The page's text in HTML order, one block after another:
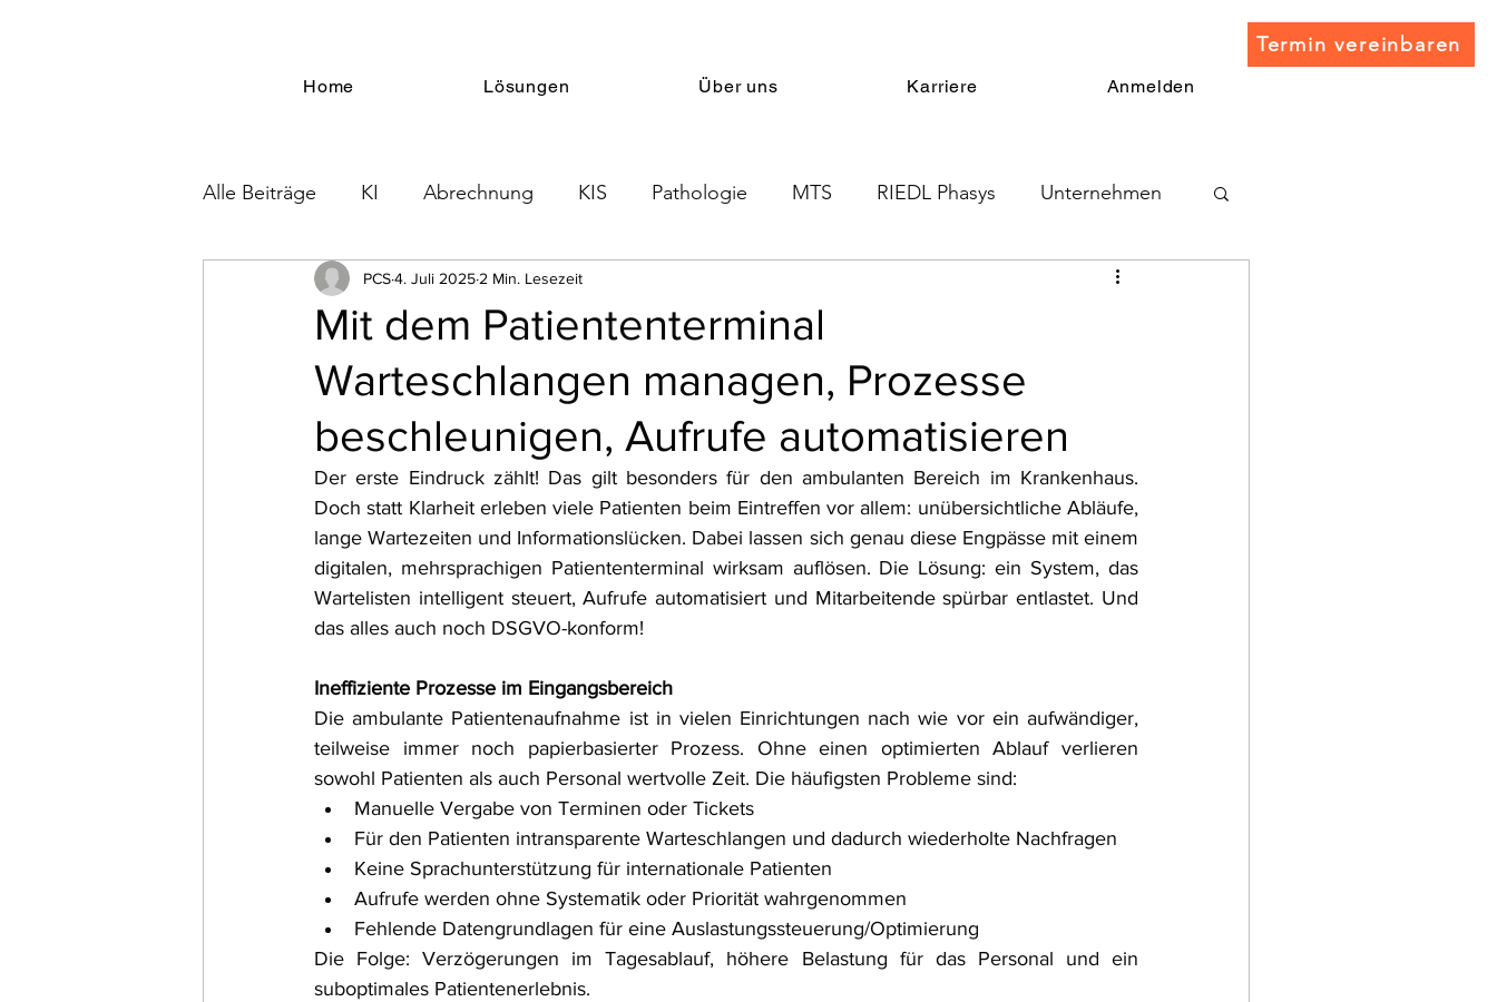
Termin vereinbaren
Home Lösungen Über uns Karriere Anmelden
Alle Beiträge KI Abrechnung KIS Pathologie MTS RIEDL Phasys Unternehmen
Security Blutbanken Therapieplanung
Mit dem Patiententerminal
Warteschlangen managen, Prozesse
beschleunigen, Aufrufe automatisieren
PCS4. Juli 2025 2 Min. Lesezeit
Der erste Eindruck zählt! Das gilt besonders für den ambulanten Bereich im Krankenhaus.
Doch statt Klarheit erleben viele Patienten beim Eintreffen vor allem: unübersichtliche Abläufe,
lange Wartezeiten und Informationslücken. Dabei lassen sich genau diese Engpässe mit einem
digitalen, mehrsprachigen Patiententerminal wirksam auflösen. Die Lösung: ein System, das
Wartelisten intelligent steuert, Aufrufe automatisiert und Mitarbeitende spürbar entlastet. Und
das alles auch noch DSGVO-konform!
Ineffiziente Prozesse im Eingangsbereich
Die ambulante Patientenaufnahme ist in vielen Einrichtungen nach wie vor ein aufwändiger,
teilweise immer noch papierbasierter Prozess. Ohne einen optimierten Ablauf verlieren
sowohl Patienten als auch Personal wertvolle Zeit. Die häufigsten Probleme sind:
Manuelle Vergabe von Terminen oder Tickets
Für den Patienten intransparente Warteschlangen und dadurch wiederholte Nachfragen
Keine Sprachunterstützung für internationale Patienten
Aufrufe werden ohne Systematik oder Priorität wahrgenommen
Fehlende Datengrundlagen für eine Auslastungssteuerung/Optimierung
Die Folge: Verzögerungen im Tagesablauf, höhere Belastung für das Personal und ein
suboptimales Patientenerlebnis.